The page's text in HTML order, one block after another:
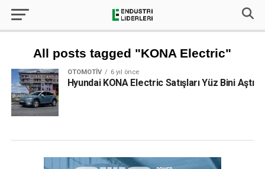
All posts tagged "KONA Electric"
OTOMOTIV 6 yıl önce
Hyundai KONA Electric Satışları Yüz Bini Aştı